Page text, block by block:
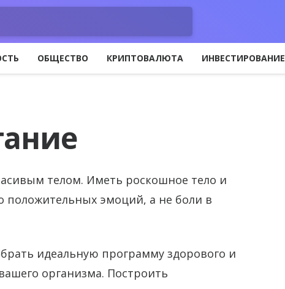
ОБЩЕСТВО КРИПТОВАЛЮТА ИНВЕСТИРОВАНИЕ
телом. Иметь роскошное тело и
положительных эмоций, а не боли в
идеальную программу здорового и
организма. Построить